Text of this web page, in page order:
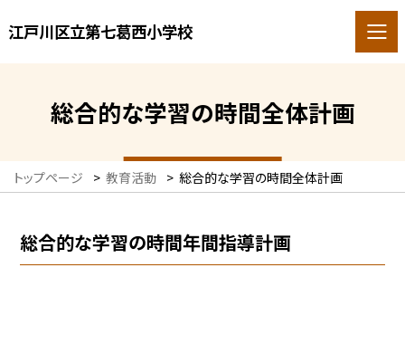
江戸川区立第七葛西小学校
総合的な学習の時間全体計画
トップページ > 教育活動 > 総合的な学習の時間全体計画
総合的な学習の時間年間指導計画